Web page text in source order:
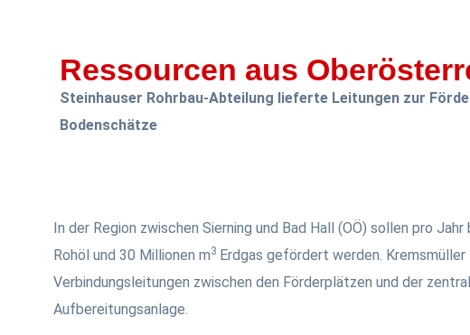
Ressourcen aus
Steinhauser Rohrbau-Abteilung lieferte Leitungen zur
Bodenschätze
In der Region zwischen Sierning und Bad Hall (OÖ) sollen pro
Rohöl und 30 Millionen m3 Erdgas gefördert werden.
Verbindungsleitungen zwischen den Förderplätzen und der
Aufbereitungsanlage.